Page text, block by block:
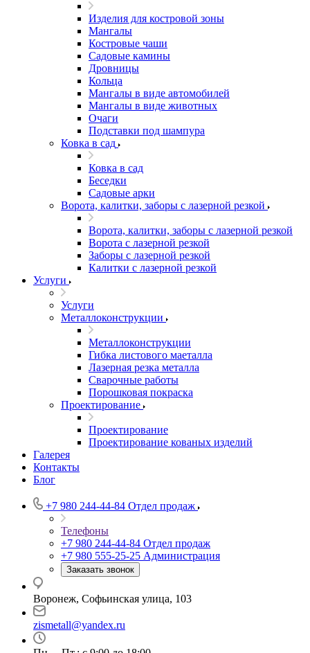
Изделия для костровой зоны
Мангалы
Костровые чаши
Садовые камины
Дровницы
Кольца
Мангалы в виде автомобилей
Мангалы в виде животных
Очаги
Подставки под шампура
Ковка в сад
Ковка в сад
Беседки
Садовые арки
Ворота, калитки, заборы с лазерной резкой
Ворота, калитки, заборы с лазерной резкой
Ворота с лазерной резкой
Заборы с лазерной резкой
Калитки с лазерной резкой
Услуги
Услуги
Металлоконструкции
Металлоконструкции
Гибка листового маеталла
Лазерная резка металла
Сварочные работы
Порошковая покраска
Проектирование
Проектирование
Проектирование кованых изделий
Галерея
Контакты
Блог
+7 980 244-44-84 Отдел продаж
Телефоны
+7 980 244-44-84 Отдел продаж
+7 980 555-25-25 Администрация
Заказать звонок
Воронеж, Софьинская улица, 103
zismetall@yandex.ru